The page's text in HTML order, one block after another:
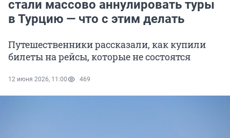
стали массово аннулировать туры
в Турцию — что с этим делать
Путешественники рассказали, как купили
билеты на рейсы, которые не состоятся
12 июня 2026, 11:00 469